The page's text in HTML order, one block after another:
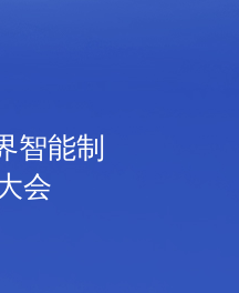
智能制
会